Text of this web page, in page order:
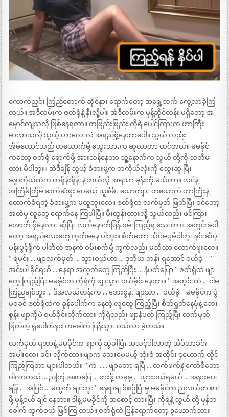
ကောက်ညှင်း ကြည်တောက် ဆိုင်နား ရောက်တော့ အရှေ့ဘက် ကွေ့လာခဲ့ကြ
တယ်။ အဲဒီလမ်းက ဇတ်ရုံနဲ့ နီးလို့ပါ။ အဲဒီလမ်းက မုန့်ဆိုင်တန်း မရှိတော့ အ
မှောင်ကျသလို ဖြစ်နေရတာ။ တဖြည်းဖြည်း ကိုရဲ ပေါင်ကြားက ဟာကြီး
မာလာသလို သွယ့် ဟာလေးလဲ အရည်စို့နေတာပေါ့။ သွယ် လည်း
အိမ်ထောင်သည် တယောက်မို့ သွေးသားက ဆူလာတာ ထင်တယ်။ မမခိုင်
ကတော့ ဇတ်ရုံ ရောက်ဖို့ အားသန်နေတာ သူ့နောက်က သွယ် တို့ကို သတိမ
ထား မိပါဘူး။ အဲဒီချိန် သွယ့် ခံစားမှု့က တကိုယ်လုံးကို သွေးဆူ ပြီး
ခန္ဓာကိုယ်ထဲက တရှိန်းရှိန်းနဲ့ ဘယ်လို အရသာ မှန်းကို မသိတာ။ လင်နဲ့
အကြိမ်ကြိမ် ဆက်ဆံဖူး ပေမယ့် သူစိမ်း ယောင်္ကျား တယောက် ဟာကြီးနဲ့
ထောက်ခံရတဲ့ ခံစားမှု့က မတူဘူးလေ။ ဇတ်ရုံထဲ လက်မှတ် ဖြတ်ပြီး ဝင်တော့
အထဲမှ လူတွေ ရောက်နေ ကြပါပြီ။ မီးထွန်းထားလို့ သွယ်လည်း ဖင်ကြား
အောက် စိုနေလား ဆိုပြီး လက်နောက်ပြန် စမ်းကြည့်ရ သေးတာ။ အတွင်းခံပါ
တော့ အရည်လေးတွေ ကွက်မနေ ပါဘူး။ စိတ်တော့ သိပ်မပူမိပါဘူး နှင်းဆီပုံ
ပန်းပွင့်ရိုက် ပါတိတ် အနက် ဝမ်းစက်မို့ ကွက်လည်း မသိသာ လောက်ဖူးလေ။
” ရဲမင်း … ဖျာလက်မှတ် … သွားဝယ်ဟာ … ဒုတိယ တန်း ရအောင် ဝယ်ခဲ့ ” ”
အင်းပါ ခိုင်ရယ် … နေရာ အလွတ်တွေ ကြည့်ပြီး … နံပတ်ပြော ” ဇတ်ရုံထဲ ဖျာ
တွေ ကြည့်ပြီး မမခိုင်က ကိုရဲကို ဖျာသွား ဝယ်ခိုင်းနေတာ။ ” အတွင်းထဲ … ငါမ
ကြည်ချင်ဘူး … ဒီအလယ်တန်းက … ဘေးစွန်း ဖျာသာ … ဝယ်ခဲ့ ” မမခိုင်က ပွဲ
မစခင် ဇတ်ရုံထဲက ခုန်ပေါက်က နေတဲ့ လူတွေ ကြည့်ပြီး စိတ်ရှုတ်နေပုံနဲ့ ဘေး
စွန်း ဖျာကိုပဲ ဝယ်ခိုင်းလိုက်တာ။ ကိုရဲလည်း ဖျာနံပတ် ကြည့်ပြီး လက်မှတ်
ဖြတ်တဲ့ ရုံပေါက်နား တခေါက် ပြန်သွား ဝယ်လာ ခဲ့တယ်။
လက်မှတ် ရတာနဲ့ မမခိုင်က ဖျာကို ဆွဲခါပြီး အသင့်ပါလာတဲ့ အိပ်ယာခင်း
အပါးလေး ခင်း လိုက်တာ။ ဖျာက သေးပေမယ့် ထုံးစံ အတိုင်း ၄ယောက် ထိုင်
ကြည့်ကြတာ များပါတယ်။ ” ကဲ …… ဖျာတော့ ရပြီ … လက်ဖက်နဲ့ ကော်ဖီတော့
ပါလာတယ် … ညကြ အစာပြေ … စားဖို့ တခုခု … သွားဝယ်ရမယ် … အနားပေး
ချိန် … အပြင် … မထွက် ချင်ဘူး ” နေရာချ စီစဉ်ပြီးမှ မမခိုင်က ညလယ်စာ စား
ဖို့ မုန့်ဝယ် ချင် နေတာ။ ဒါနဲ့ မမခိုင်ကို အစောင့် ထားပြီး ကိုရဲနဲ့ သွယ် တို့ မုန်တ
ခေါက် ထွက်ဝယ် ဖြစ်ကြ တယ်။ ဇတ်ရုံထဲ ပြန်ရောက်တော့ ၃ယောက်သား